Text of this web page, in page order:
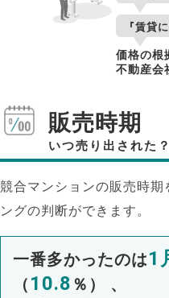
『賃貸
価格の根
不動産会
販売時期
いつ売り出された？
競合マンションの販売時期
ングの判断ができます。
一番多かったのは1
（ 10.8 ％） 、